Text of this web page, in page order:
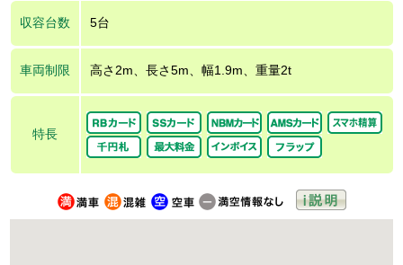
収容台数 5台
車両制限 高さ2m、長さ5m、幅1.9m、重量2t
特長